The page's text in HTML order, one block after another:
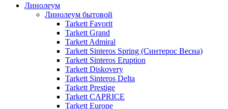
Линолеум
Линолеум бытовой
Tarkett Favorit
Tarkett Grand
Tarkett Admiral
Tarkett Sinteros Spring (Синтерос Весна)
Tarkett Sinteros Eruption
Tarkett Diskovery
Tarkett Sinteros Delta
Tarkett Prestige
Tarkett CAPRICE
Tarkett Europe